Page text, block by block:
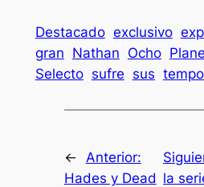
Destacado exclusivo
gran Nathan Ocho
Selecto sufre sus
←
Anterior:
Hades y Dead la